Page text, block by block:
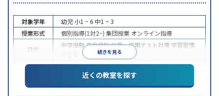
続きを見る
対象学年 幼児 小1 ~ 6 中1 ~ 3
授業形式
個別指導(1対2~) 集団授業 オンライン指導
目的
中学受験高校受験授業・定期テスト対策 学習習慣
特徴
授業の振替可能学習にPC・タブレットを利用
近くの教室を探す